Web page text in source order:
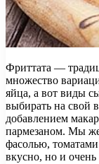
Фриттата —
множество
яйца, а вот виды
выбирать на свой
добавлением
пармезаном. Мы же
фасолью,
вкусно, но и